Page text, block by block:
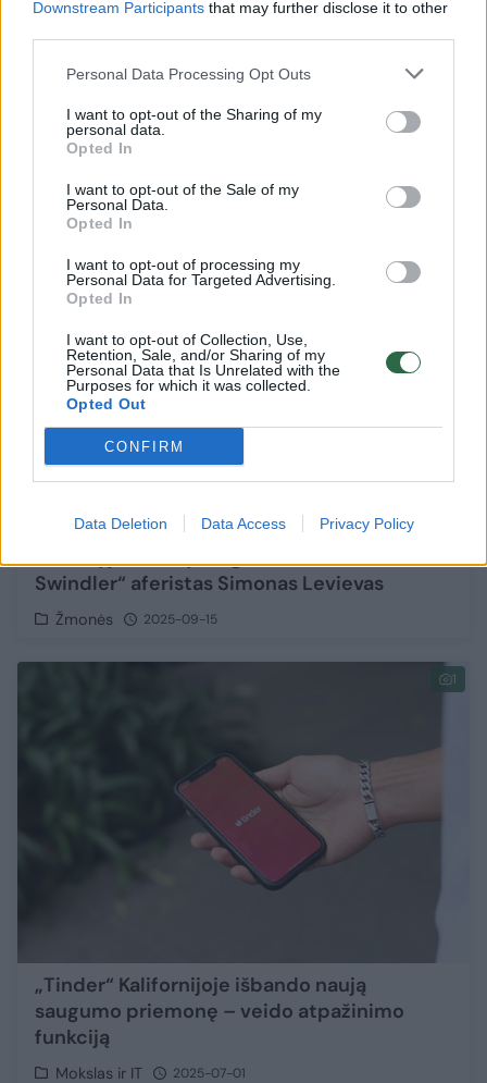
Downstream Participants that may further disclose it to other
Personal Data Processing Opt Outs
I want to opt-out of the Sharing of my
personal data.
Opted In
I want to opt-out of the Sale of my
Personal Data.
Opted In
I want to opt-out of processing my
Personal Data for Targeted Advertising.
Opted In
I want to opt-out of Collection, Use,
Retention, Sale, and/or Sharing of my
Personal Data that Is Unrelated with the
Purposes for which it was collected.
Opted Out
CONFIRM
Data Deletion Data Access Privacy Policy
„Tinder“ sukčiaus S. Levievo aukos
„švenčia“ jo sulaikymą
Batumyje sulaikytas garsusis „The Tinder
Swindler“ aferistas Simonas Levievas
Žmonės 2025-09-15
1
„Tinder“ Kalifornijoje išbando naują
saugumo priemonę – veido atpažinimo
funkciją
Mokslas ir IT 2025-07-01